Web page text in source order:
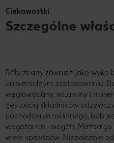
Ciekawostki
Szczególne
Bób, znany również jako wyka
uniwersalnym zastosowaniu.
węglowodany, witaminy i
gęstością składników
pochodzenia roślinnego, bób
wegetarian i wegan. Można
wiele sposobów. Niezależnie